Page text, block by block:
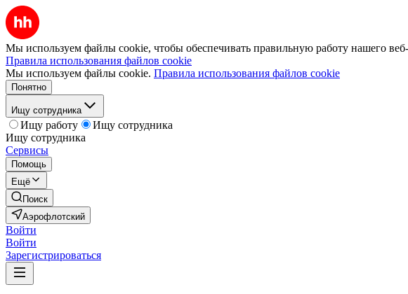
Мы используем файлы cookie, чтобы обеспечивать правильную работу нашего веб-
Правила использования файлов cookie
Мы используем файлы cookie. Правила использования файлов cookie
Понятно
Ищу сотрудника
Ищу работу
Ищу сотрудника
Ищу сотрудника
Сервисы
Помощь
Ещё
Поиск
Аэрофлотский
Войти
Войти
Зарегистрироваться